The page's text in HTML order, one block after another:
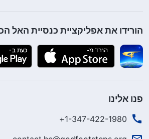
הורידו את אפליקציית כנסיית האל
פנו אלינו
1-347-422-1980+